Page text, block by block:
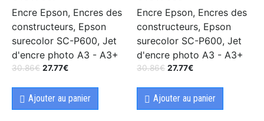
Encre Epson, Encres des
constructeurs, Epson
surecolor SC-P600, Jet
d'encre photo A3 - A3+
30.86€ 27.77€
Ajouter au panier
Encre Epson, Encres des
constructeurs, Epson
surecolor SC-P600, Jet
d'encre photo A3 - A3+
30.86€ 27.77€
Ajouter au panier